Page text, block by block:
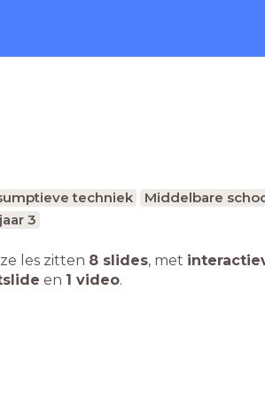
techniek Middelbare
3
les zitten 8 slides, met
en 1 video.